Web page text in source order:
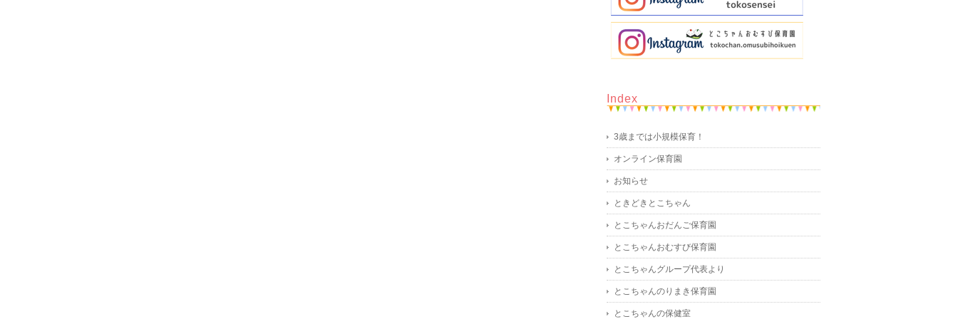
Index
3歳までは小規模保育！
オンライン保育園
お知らせ
ときどきとこちゃん
とこちゃんおだんご保育園
とこちゃんおむすび保育園
とこちゃんグループ代表より
とこちゃんのりまき保育園
とこちゃんの保健室